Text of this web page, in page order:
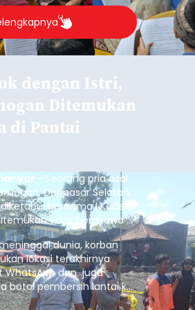
dengan Istri,
Ditemukan
di Pantai
- Seorang pria asal
Denpasar Selatan,
bernama I Kadek
tidak bernyawa di
Sukawati.
dunia, korban
lokasi terakhirnya
WhatsApp dan juga
botol pembersih lantai ke